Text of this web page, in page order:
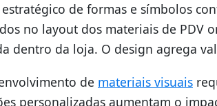
estratégico de formas e símbolos
no layout dos materiais de PDV
dentro da loja. O design agrega
de materiais visuais
personalizadas aumentam o